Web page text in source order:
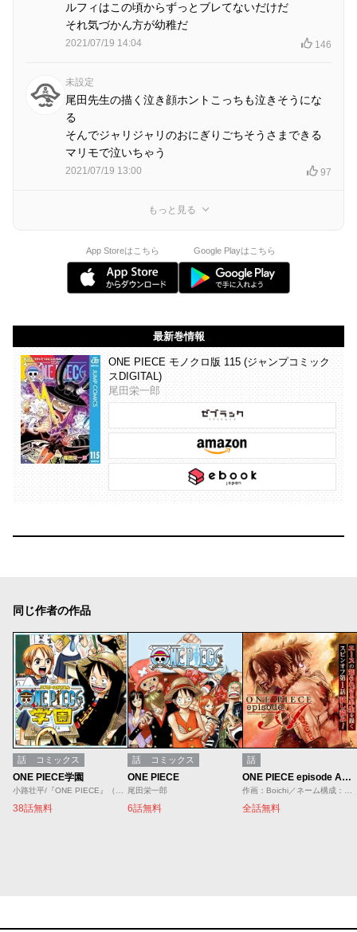
ルフィはこの頃からずっとブレてないだけだ
それ気づかん方が幼稚だ
2021/07/19 14:04 146
未設定
尾田先生の描く泣き顔ホントこっちも泣きそうにな
る
そんでジャリジャリのおにぎりごちそうさまできる
マリモで泣いちゃう
2021/07/19 13:00 97
もっと見る
App Storeはこちら Google Playはこちら
最新巻情報
ONE PIECE モノクロ版 115 (ジャンプコミック
スDIGITAL)
尾田栄一郎
同じ作者の作品
話 コミックス
ONE PIECE学園
38話無料
話 コミックス
ONE PIECE
尾田栄一郎
6話無料
話
ONE PIECE episode A／1話試し読み
全話無料